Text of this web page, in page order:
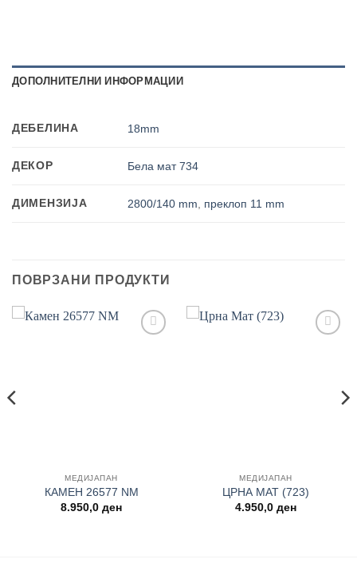
ДОПОЛНИТЕЛНИ ИНФОРМАЦИИ
ДЕБЕЛИНА 18mm
ДЕКОР Бела мат 734
ДИМЕНЗИЈА 2800/140 mm преклоп 11 mm
ПОВРЗАНИ ПРОДУКТИ
МЕДИЈАПАН
КАМЕН 26577 NM
8.950,0 ден
МЕДИЈАПАН
ЦРНА МАТ (723)
4.950,0 ден